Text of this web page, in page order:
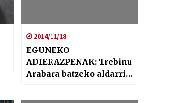
2014/11/18
EGUNEKO
ADIERAZPENAK: Trebiñu
Arabara batzeko aldarria